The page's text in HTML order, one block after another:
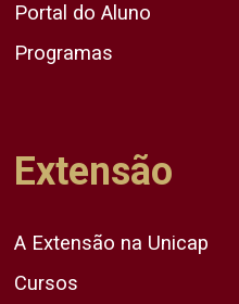
Portal do Aluno
Programas
Extensão
A Extensão na Unicap
Cursos